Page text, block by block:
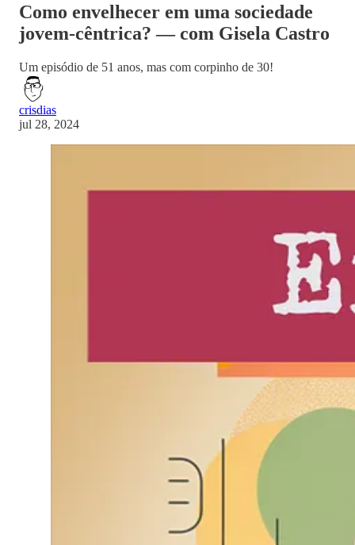
Como envelhecer em uma sociedade
jovem-cêntrica? — com Gisela Castro
Um episódio de 51 anos, mas com corpinho de 30!
crisdias
jul 28, 2024